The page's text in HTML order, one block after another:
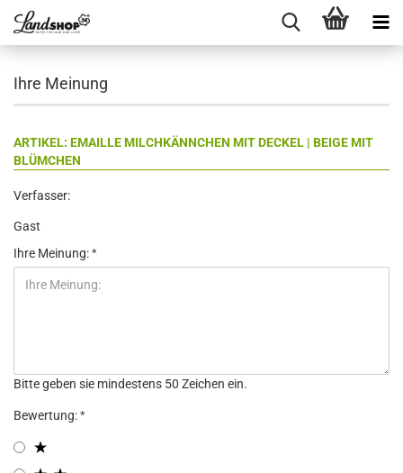
Ihre Meinung
ARTIKEL: EMAILLE MILCHKÄNNCHEN MIT DECKEL | BEIGE MIT
BLÜMCHEN
Verfasser:
Gast
Ihre Meinung:
Bitte geben sie mindestens 50 Zeichen ein.
Bewertung: